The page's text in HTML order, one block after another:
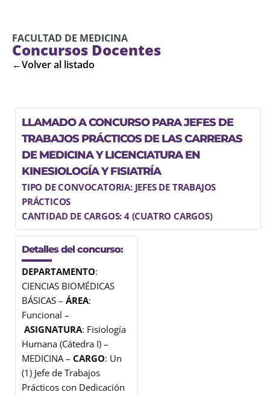
FACULTAD DE MEDICINA
Concursos Docentes
←Volver al listado
LLAMADO A CONCURSO PARA JEFES DE
TRABAJOS PRÁCTICOS DE LAS CARRERAS
DE MEDICINA Y LICENCIATURA EN
KINESIOLOGÍA Y FISIATRÍA
TIPO DE CONVOCATORIA: JEFES DE TRABAJOS
PRÁCTICOS
CANTIDAD DE CARGOS: 4 (CUATRO CARGOS)
Detalles del concurso:
DEPARTAMENTO:
CIENCIAS BIOMÉDICAS
BÁSICAS – ÁREA:
Funcional –
ASIGNATURA: Fisiología
Humana (Cátedra I) –
MEDICINA – CARGO: Un
(1) Jefe de Trabajos
Prácticos con Dedicación